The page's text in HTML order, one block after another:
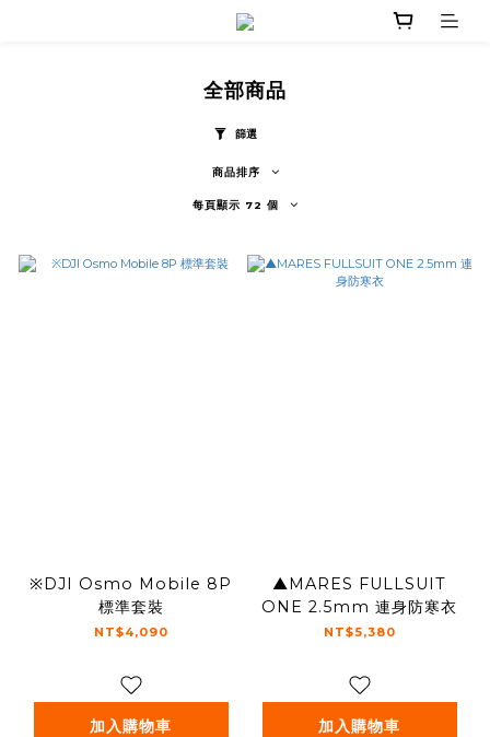
全部商品
篩選
商品排序
每頁顯示 72 個
※DJI Osmo Mobile 8P
標準套裝
NT$4,090
加入購物車
▲MARES FULLSUIT
ONE 2.5mm 連身防寒衣
NT$5,380
加入購物車